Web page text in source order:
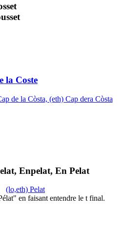
la Coste
de la Còsta, (eth) Cap dera Còsta
Enpelat, En Pelat
(lo,eth) Pelat
en faisant entendre le t final.